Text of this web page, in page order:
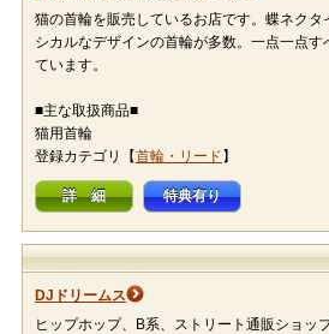
猫の首輪を販売しているお店です。蝶ネクタ
シカルなデザインの首輪が多数。一点一点す
ています。
■主な取扱商品■
猫用首輪
登録カテゴリ【首輪・リード 】
詳 細 特典有り
DJドリームス
ヒップホップ、B系、ストリート通販ショッ